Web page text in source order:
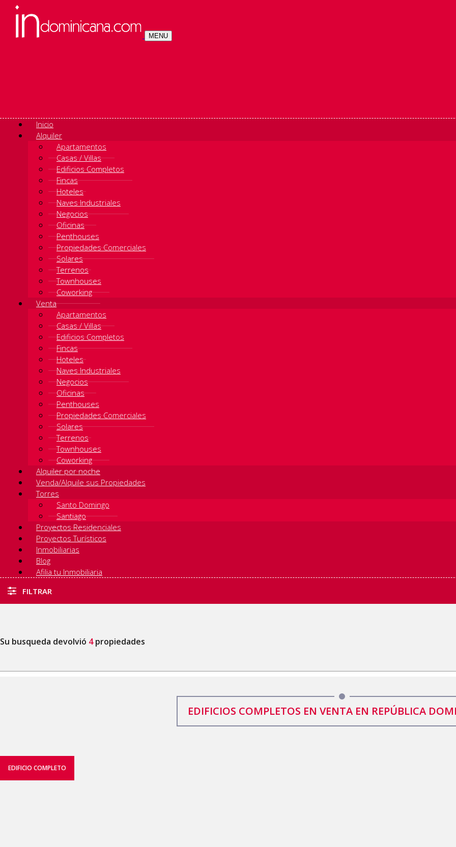
MENU
Inicio
Alquiler
Apartamentos
Casas / Villas
Edificios Completos
Fincas
Hoteles
Naves Industriales
Negocios
Oficinas
Penthouses
Propiedades Comerciales
Solares
Terrenos
Townhouses
Coworking
Venta
Apartamentos
Casas / Villas
Edificios Completos
Fincas
Hoteles
Naves Industriales
Negocios
Oficinas
Penthouses
Propiedades Comerciales
Solares
Terrenos
Townhouses
Coworking
Alquiler por noche
Venda/Alquile sus Propiedades
Torres
Santo Domingo
Santiago
Proyectos Residenciales
Proyectos Turísticos
Inmobiliarias
Blog
Afilia tu Inmobiliaria
FILTRAR
Su busqueda devolvió 4propiedades
EDIFICIOS COMPLETOS EN VENTA EN REPÚBLICA
EDIFICIO COMPLETO